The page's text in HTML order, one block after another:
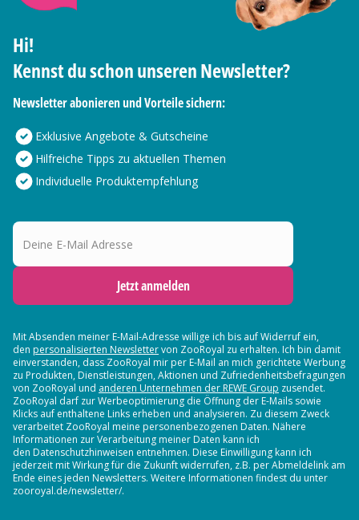
Hi!
Kennst du schon unseren Newsletter?
Newsletter abonieren und Vorteile sichern:
Exklusive Angebote & Gutscheine
Hilfreiche Tipps zu aktuellen Themen
Individuelle Produktempfehlung
Deine E-Mail Adresse
Jetzt anmelden
Mit Absenden meiner E-Mail-Adresse willige ich bis auf Widerruf ein,
den personalisierten Newslettervon ZooRoyal zu erhalten. Ich bin damit
einverstanden, dass ZooRoyal mir per E-Mail an mich gerichtete Werbung
zu Produkten, Dienstleistungen, Aktionen und Zufriedenheitsbefragungen
von ZooRoyal und anderen Unternehmen der REWE Group zusendet.
ZooRoyal darf zur Werbeoptimierung die Öffnung der E-Mails sowie
Klicks auf enthaltene Links erheben und analysieren. Zu diesem Zweck
verarbeitet ZooRoyal meine personenbezogenen Daten. Nähere
Informationen zur Verarbeitung meiner Daten kann ich
den Datenschutzhinweisen entnehmen. Diese Einwilligung kann ich
jederzeit mit Wirkung für die Zukunft widerrufen, z.B. per Abmeldelink am
Ende eines jeden Newsletters. Weitere Informationen findest du unter
zooroyal.de/newsletter/.